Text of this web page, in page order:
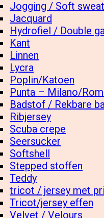
Jogging / Soft sweat
Jacquard
Hydrofiel / Double
Kant
Linnen
Lycra
Poplin/Katoen
Punta – Milano/
Badstof / Rekbare
Ribjersey
Scuba crepe
Seersucker
Softshell
Stepped stoffen
Teddy
tricot / jersey met
Tricot/jersey effen
Velvet / Velours